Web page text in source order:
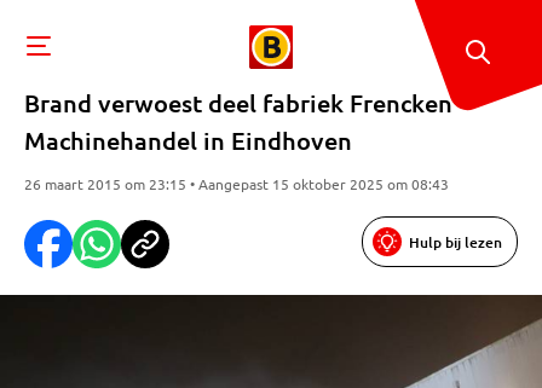
Brand verwoest deel fabriek Frencken
Machinehandel in Eindhoven
26 maart 2015 om 23:15 • Aangepast 15 oktober 2025 om 08:43
Hulp bij lezen